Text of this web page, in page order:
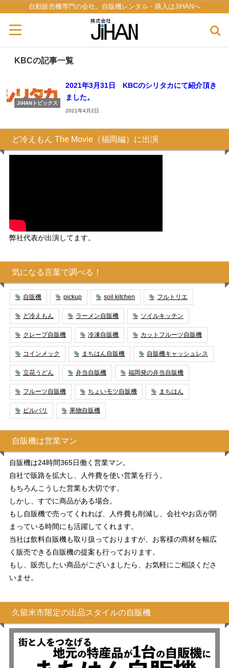
自動販売機専門の会社。自販機レンタル・購入はJiHANへ
KBCの記事一覧
JiHANトピックス
2021年3月31日 KBCのシリタカにて紹介頂き
ました。
2021年4月2日
ど冷えもん The Movie（福岡編）に出演
弊社代表が出演してます。
気になる言葉で調べる！
自販機 pickup soil kitchen フルトリエ
ど冷えもん ラーメン自販機 ソイルキッチン
クレープ自販機 冷凍自販機 カットフルーツ自販機
コインメック まちはん自販機 自販機キャッシュレス
立花うどん 弁当自販機 福岡発の弁当自販機
フルーツ自販機 ちょいモツ自販機 まちはん
ビルバリ 果物自販機
自販機は営業マン
自販機は24時間365日働く営業マン。
自社で販路を拡大し、人件費を使い営業を行う。
もちろんこうした営業も大切です。
しかし、すでに商品がある場合。
もし自販機で売ってくれれば、人件費も削減し、会社やお店が閉
まっている時間にも活躍してくれます。
当社は飲料自販機も取り扱っておりますが、お客様の商材を幅広
く販売できる自販機の提案も行っております。
もし、販売したい商品がございましたら、お気軽にご相談くださ
いませ。
久留米市限定の出品スタイルの自販機